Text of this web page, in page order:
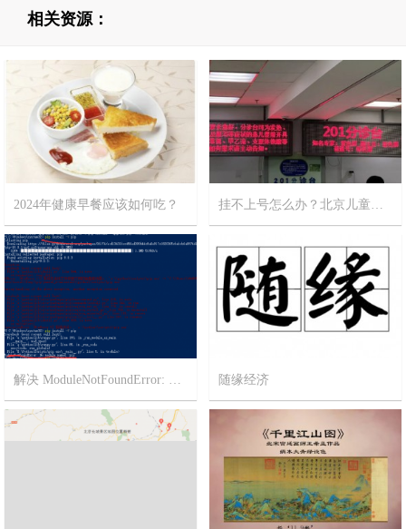
相关资源：
2024年健康早餐应该如何吃？
2024-2-12 11
挂不上号怎么办？北京儿童医院攻略
2023-3-2 1
随缘经济